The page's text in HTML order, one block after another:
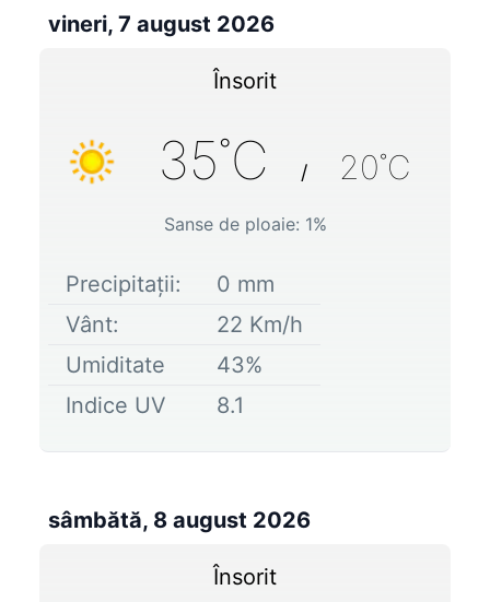
vineri, 7 august 2026
Însorit
35˚C / 20˚C
Sanse de ploaie: 1%
Precipitații: 0 mm
Vânt:
22 Km/h
Umiditate
43%
Indice UV
8.1
sâmbătă, 8 august 2026
Însorit